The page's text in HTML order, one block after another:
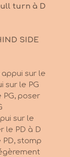
turn à D
SIDE
appui sur le
sur le PG
poser
sur le
le PD à D
PD, stomp